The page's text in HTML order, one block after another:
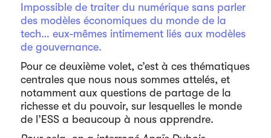
Impossible de traiter du numérique sans parler
des modèles économiques du monde de la
tech… eux-mêmes intimement liés aux modèles
de gouvernance.
Pour ce deuxième volet, c’est à ces thématiques
centrales que nous nous sommes attelés, et
notamment aux questions de partage de la
richesse et du pouvoir, sur lesquelles le monde
de l’ESS a beaucoup à nous apprendre.